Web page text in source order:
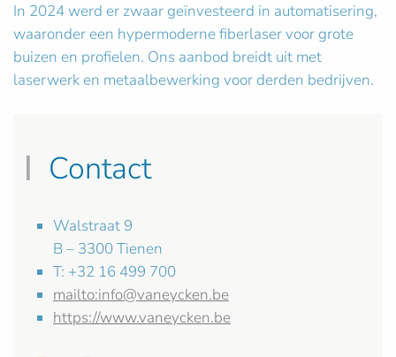
In 2024 werd er zwaar geïnvesteerd in automatisering,
waaronder een hypermoderne fiberlaser voor grote
buizen en profielen. Ons aanbod breidt uit met
laserwerk en metaalbewerking voor derden bedrijven.
Contact
Walstraat 9
B – 3300 Tienen
T: +32 16 499 700
mailto:info@vaneycken.be
https://www.vaneycken.be